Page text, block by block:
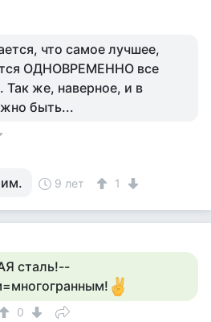
что самое лучшее,
ОДНОВРЕМЕННО все
же, наверное, и в
быть...
9 лет 1
сталь!--
0